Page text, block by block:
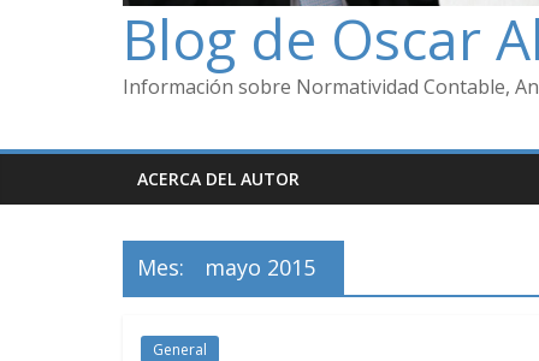
Blog de Oscar
Información sobre Normatividad Contable,
ACERCA DEL AUTOR
Mes: mayo 2015
General